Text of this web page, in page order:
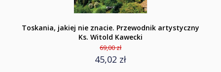
Toskania, jakiej nie znacie. Przewodnik artystyczny
Ks. Witold Kawecki
69,00 zł
45,02 zł